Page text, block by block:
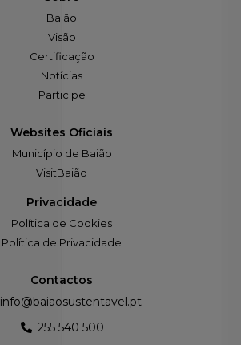
Baião
Visão
Certificação
Notícias
Participe
Websites Oficiais
Município de Baião
VisitBaião
Privacidade
Política de Cookies
Política de Privacidade
Contactos
info@baiaosustentavel.pt
255 540 500